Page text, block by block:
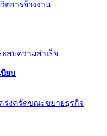
ตการจ้างงาน​​
สบความสำเร็จ​​
ยบ​​
ร่งครัดขณะขยายธุรกิจ​​